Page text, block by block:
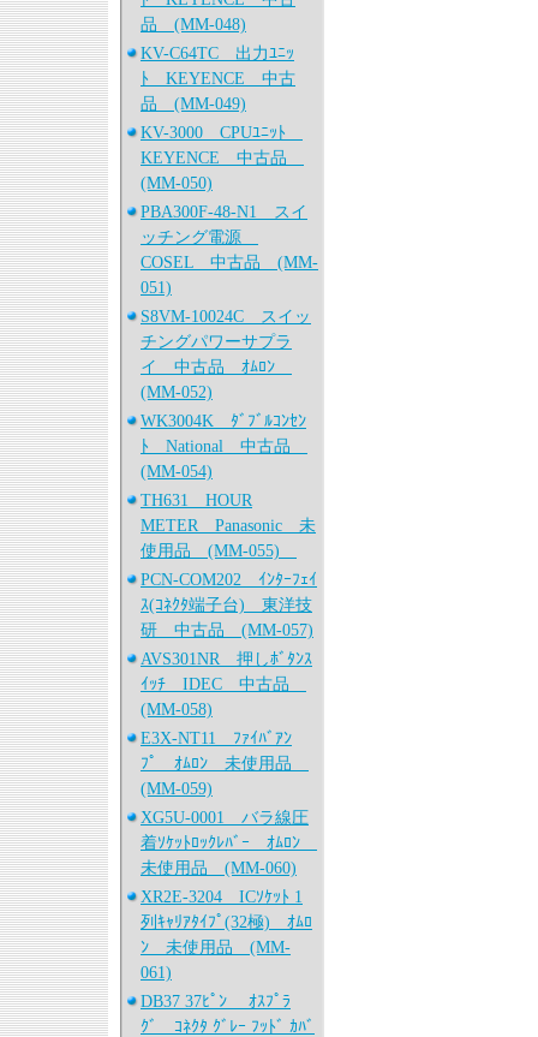
品 (MM-048)
KV-C64TC 出力ﾕﾆｯ
ﾄ KEYENCE 中古
品 (MM-049)
KV-3000 CPUﾕﾆｯﾄ
KEYENCE 中古品
(MM-050)
PBA300F-48-N1 スイ
ッチング電源
COSEL 中古品 (MM-
051)
S8VM-10024C スイッ
チングパワーサプラ
イ 中古品 ｵﾑﾛﾝ
(MM-052)
WK3004K ﾀﾞﾌﾞﾙｺﾝｾﾝ
ﾄ National 中古品
(MM-054)
TH631 HOUR
METER Panasonic 未
使用品 (MM-055)
PCN-COM202 ｲﾝﾀｰﾌｪｲ
ｽ(ｺﾈｸﾀ端子台) 東洋技
研 中古品 (MM-057)
AVS301NR 押しﾎﾞﾀﾝｽ
ｲｯﾁ IDEC 中古品
(MM-058)
E3X-NT11 ﾌｧｲﾊﾞｱﾝ
ﾌﾟ ｵﾑﾛﾝ 未使用品
(MM-059)
XG5U-0001 バラ線圧
着ｿｹｯﾄﾛｯｸﾚﾊﾞｰ ｵﾑﾛﾝ
未使用品 (MM-060)
XR2E-3204 ICｿｹｯﾄ 1
列ｷｬﾘｱﾀｲﾌﾟ(32極) ｵﾑﾛ
ﾝ 未使用品 (MM-
061)
DB37 37ﾋﾟﾝ ｵｽﾌﾟﾗ
ｸﾞ ｺﾈｸﾀ ｸﾞﾚｰ ﾌｯﾄﾞ ｶﾊﾞ